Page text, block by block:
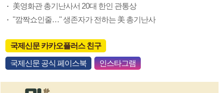
美영화관 총기난사서 20대 한인 관통상
"깜짝쇼인줄…" 생존자가 전하는 美 총기난사
국제신문 카카오플러스 친구
국제신문 공식 페이스북 인스타그램